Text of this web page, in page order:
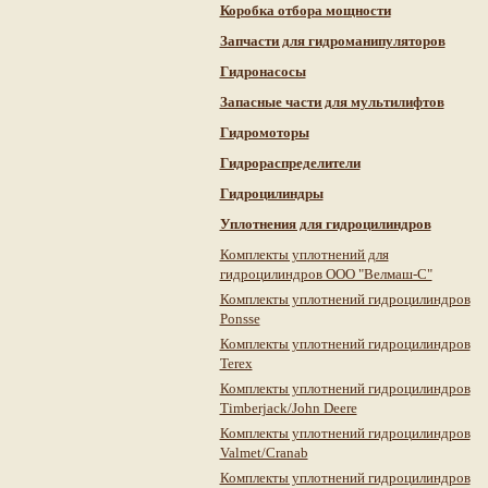
Коробка отбора мощности
Запчасти для гидроманипуляторов
Гидронасосы
Запасные части для мультилифтов
Гидромоторы
Гидрораспределители
Гидроцилиндры
Уплотнения для гидроцилиндров
Комплекты уплотнений для
гидроцилиндров ООО "Велмаш-С"
Комплекты уплотнений гидроцилиндров
Ponsse
Комплекты уплотнений гидроцилиндров
Terex
Комплекты уплотнений гидроцилиндров
Timberjack/John Deere
Комплекты уплотнений гидроцилиндров
Valmet/Cranab
Комплекты уплотнений гидроцилиндров